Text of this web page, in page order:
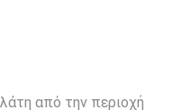
από την περιοχή